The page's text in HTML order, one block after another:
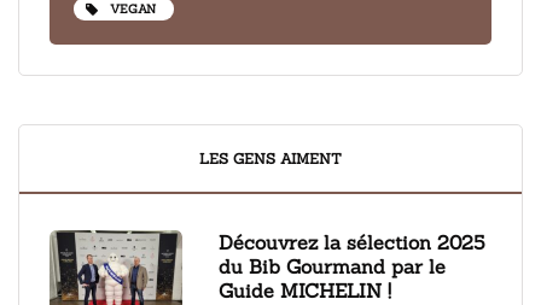
VEGAN
LES GENS AIMENT
Découvrez la sélection 2025
du Bib Gourmand par le
Guide MICHELIN !